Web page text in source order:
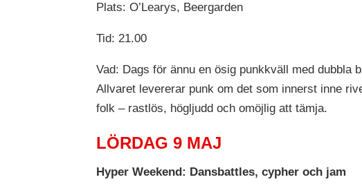
Plats: O’Learys, Beergarden
Tid: 21.00
Vad: Dags för ännu en ösig punkkväll med dubbla
Allvaret levererar punk om det som innerst inne
folk – rastlös, högljudd och omöjlig att tämja.
LÖRDAG 9 MAJ
Hyper Weekend: Dansbattles, cypher och jam